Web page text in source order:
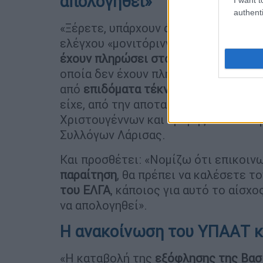
«Ξέρετε, υπάρχουν άνθρωποι οι οποίοι
ελέγχου «μονιτόρινγκ» τέλος
έχουν πληρώσει στο 100%
μια
οποία δεν έχουν πληρωθεί. Βρήκανε
από επιδόματα τέκνων
είχε, από την αποταμίευση που
Χριστουγέννων και τραβήξανε τα
Συλλόγων Λάρισας.
Και προσθέτει: «Νομίζω ότι
παραίτηση, θα πρέπει να καλέσετε
του ΕΛΓΑ, κάποιος για αυτό το
να απολογηθεί».
Η ανακοίνωση του ΥΠΑΑΤ
«Η καταβολή της εξόφλησης της